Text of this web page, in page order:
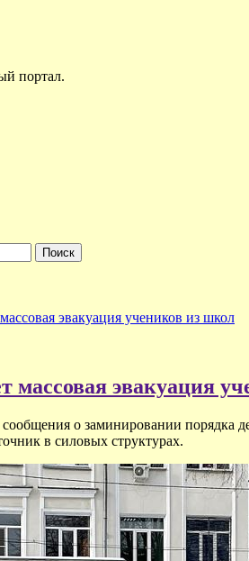
портал.
эвакуация учеников из школ
массовая эвакуация
о заминировании порядка
в силовых структурах.